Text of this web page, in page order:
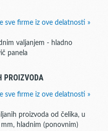
sve firme iz ove delatnosti »
valjanjem - hladno
panela
PROIZVODA
sve firme iz ove delatnosti »
proizvoda od čelika, u
hladnim (ponovnim)